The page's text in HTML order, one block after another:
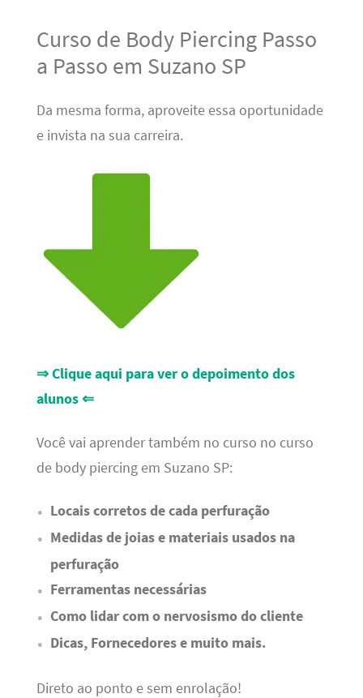
Curso de Body Piercing Passo
a Passo em Suzano SP
Da mesma forma, aproveite essa oportunidade
e invista na sua carreira.
⇒ Clique aqui para ver o depoimento dos
alunos ⇐
Você vai aprender também no curso no curso
de body piercing em Suzano SP:
Locais corretos de cada perfuração
Medidas de joias e materiais usados na
perfuração
Ferramentas necessárias
Como lidar com o nervosismo do cliente
Dicas, Fornecedores e muito mais.
Direto ao ponto e sem enrolação!